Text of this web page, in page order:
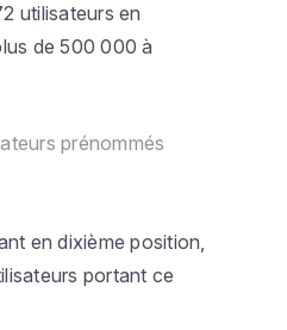
utilisateurs en
de 500 000 à
prénommés
en dixième position,
portant ce